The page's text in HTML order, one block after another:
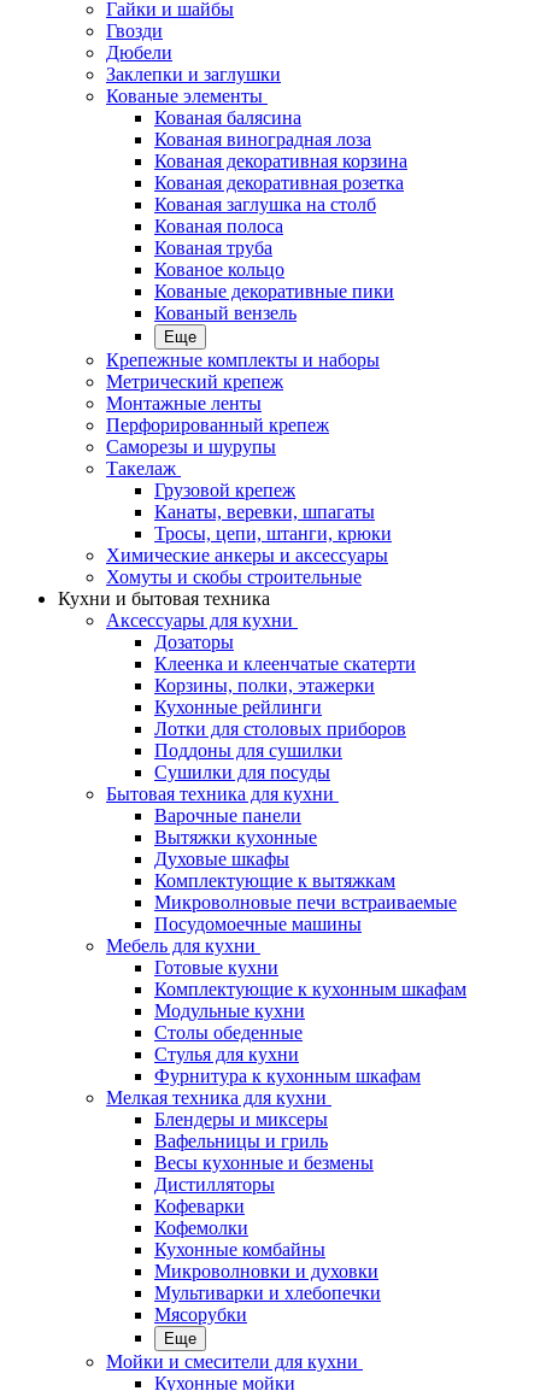
Гайки и шайбы
Гвозди
Дюбели
Заклепки и заглушки
Кованые элементы
Кованая балясина
Кованая виноградная лоза
Кованая декоративная корзина
Кованая декоративная розетка
Кованая заглушка на столб
Кованая полоса
Кованая труба
Кованое кольцо
Кованые декоративные пики
Кованый вензель
Еще
Крепежные комплекты и наборы
Метрический крепеж
Монтажные ленты
Перфорированный крепеж
Саморезы и шурупы
Такелаж
Грузовой крепеж
Канаты, веревки, шпагаты
Тросы, цепи, штанги, крюки
Химические анкеры и аксессуары
Хомуты и скобы строительные
Кухни и бытовая техника
Аксессуары для кухни
Дозаторы
Клеенка и клеенчатые скатерти
Корзины, полки, этажерки
Кухонные рейлинги
Лотки для столовых приборов
Поддоны для сушилки
Сушилки для посуды
Бытовая техника для кухни
Варочные панели
Вытяжки кухонные
Духовые шкафы
Комплектующие к вытяжкам
Микроволновые печи встраиваемые
Посудомоечные машины
Мебель для кухни
Готовые кухни
Комплектующие к кухонным шкафам
Модульные кухни
Столы обеденные
Стулья для кухни
Фурнитура к кухонным шкафам
Мелкая техника для кухни
Блендеры и миксеры
Вафельницы и гриль
Весы кухонные и безмены
Дистилляторы
Кофеварки
Кофемолки
Кухонные комбайны
Микроволновки и духовки
Мультиварки и хлебопечки
Мясорубки
Еще
Мойки и смесители для кухни
Кухонные мойки